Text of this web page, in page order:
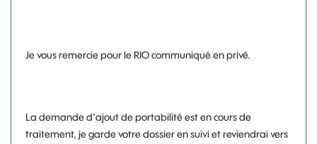
Je vous remercie pour le RIO communiqué en privé.
La demande d'ajout de portabilité est en cours de
traitement, je garde votre dossier en suivi et reviendrai vers